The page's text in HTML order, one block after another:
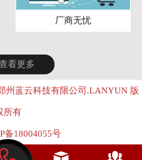
厂商无忧
看更多
州蓝云科技有限公司.LANYUN 版
所有
备18004055号